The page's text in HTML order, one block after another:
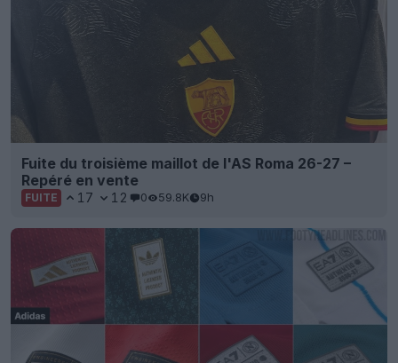
Fuite du troisième maillot de l'AS Roma 26-27 –
Repéré en vente
FUITE 17 12 0 59.8K 9h